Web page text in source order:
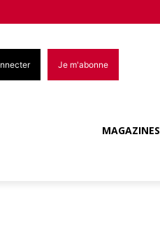
Je m'abonne
MAGAZINES